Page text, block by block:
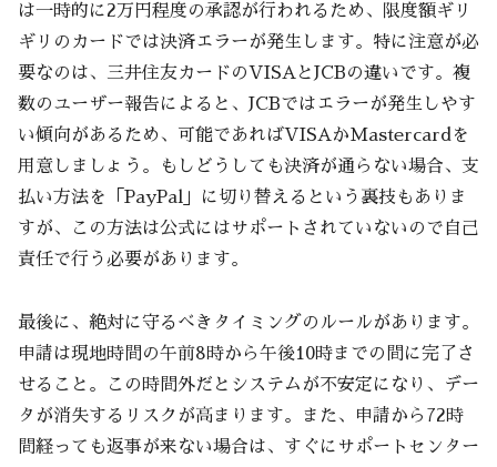
は一時的に2万円程度の承認が行われるため、限度額ギリ
ギリのカードでは決済エラーが発生します。特に注意が必
要なのは、三井住友カードのVISAとJCBの違いです。複
数のユーザー報告によると、JCBではエラーが発生しやす
い傾向があるため、可能であればVISAかMastercardを
用意しましょう。もしどうしても決済が通らない場合、支
払い方法を「PayPal」に切り替えるという裏技もありま
すが、この方法は公式にはサポートされていないので自己
責任で行う必要があります。
最後に、絶対に守るべきタイミングのルールがあります。
申請は現地時間の午前8時から午後10時までの間に完了さ
せること。この時間外だとシステムが不安定になり、デー
タが消失するリスクが高まります。また、申請から72時
間経っても返事が来ない場合は、すぐにサポートセンター